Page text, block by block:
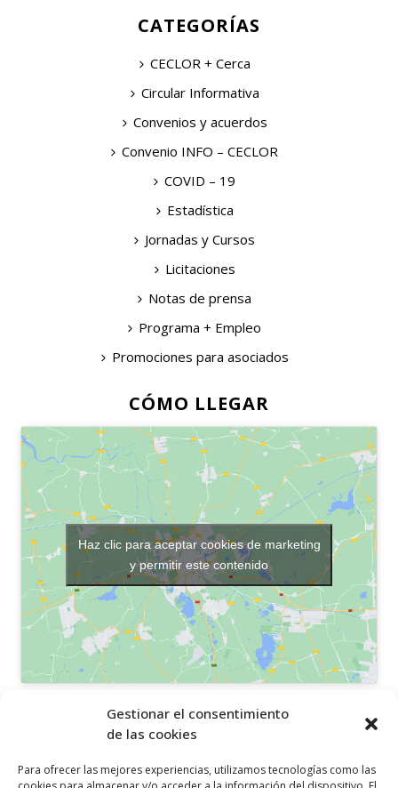
Gestionar el consentimiento
de las cookies
Para ofrecer las mejores experiencias, utilizamos tecnologías como las
CATEGORÍAS
CECLOR + Cerca
Circular Informativa
Convenios y acuerdos
Convenio INFO – CECLOR
COVID – 19
Estadística
Jornadas y Cursos
Licitaciones
Notas de prensa
Programa + Empleo
Promociones para asociados
CÓMO LLEGAR
Haz clic para aceptar cookies de marketing
y permitir este contenido
OTROS ENLACES
Política de cookies